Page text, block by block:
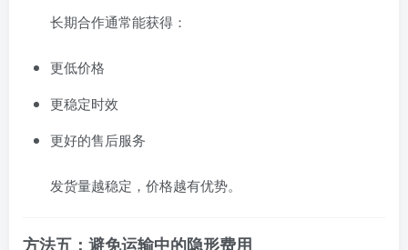
长期合作通常能获得：
更低价格
更稳定时效
更好的售后服务
发货量越稳定，价格越有优势。
方法五：避免运输中的隐形费用